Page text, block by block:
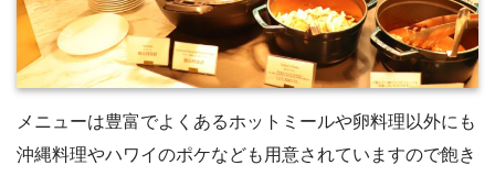
メニューは豊富でよくあるホットミールや卵料理以外にも
沖縄料理やハワイのポケなども用意されていますので飽き